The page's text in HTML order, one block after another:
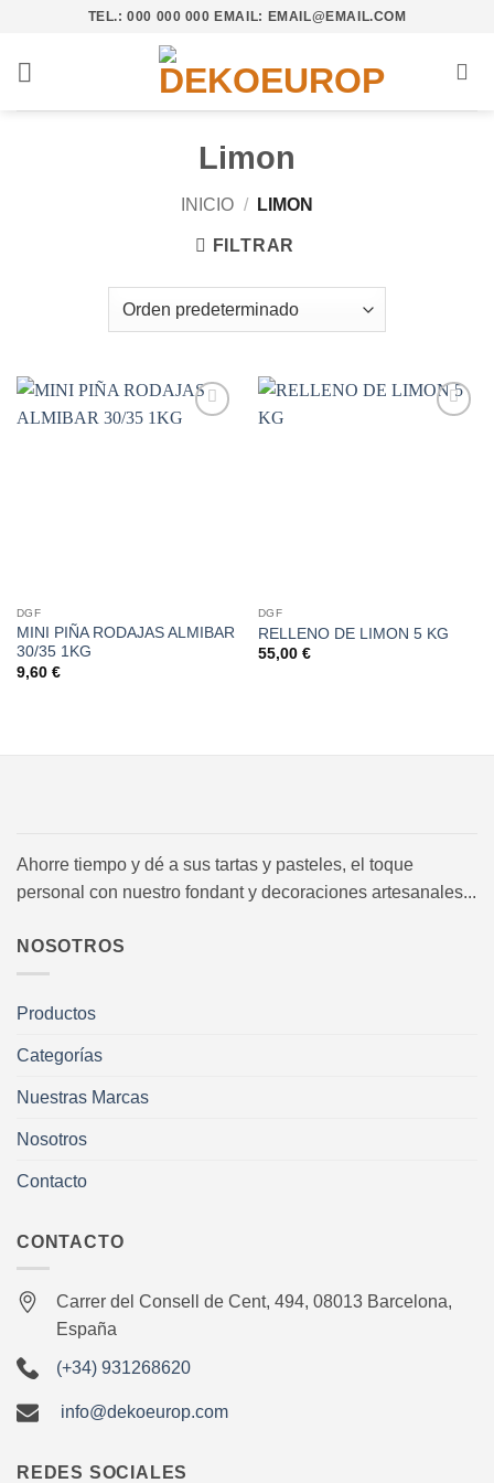
contenido
TEL.: 000 000 000 EMAIL: EMAIL@EMAIL.COM
Limon
INICIO / LIMON
FILTRAR
DGF
MINI PIÑA RODAJAS ALMIBAR
30/35 1KG
9,60 €
DGF
RELLENO DE LIMON 5 KG
55,00 €
Ahorre tiempo y dé a sus tartas y pasteles, el toque
personal con nuestro fondant y decoraciones artesanales...
NOSOTROS
Productos
Categorías
Nuestras Marcas
Nosotros
Contacto
CONTACTO
Carrer del Consell de Cent, 494, 08013 Barcelona,
España
(+34) 931268620
info@dekoeurop.com
REDES SOCIALES